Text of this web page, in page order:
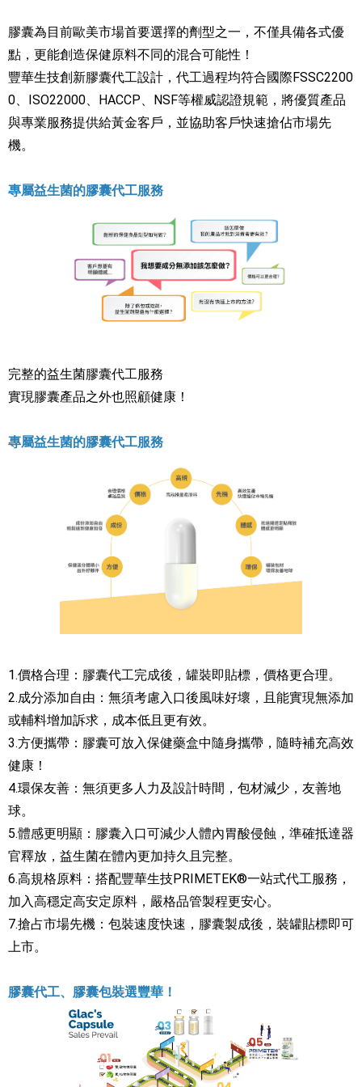
膠囊為目前歐美市場首要選擇的劑型之一，不僅具備各式優
點，更能創造保健原料不同的混合可能性！
豐華生技創新膠囊代工設計，代工過程均符合國際FSSC2200
0、ISO22000、HACCP、NSF等權威認證規範，將優質產品
與專業服務提供給黃金客戶，並協助客戶快速搶佔市場先
機。
專屬益生菌的膠囊代工服務
完整的益生菌膠囊代工服務
實現膠囊產品之外也照顧健康！
專屬益生菌的膠囊代工服務
1.價格合理：膠囊代工完成後，罐裝即貼標，價格更合理。
2.成分添加自由：無須考慮入口後風味好壞，且能實現無添加
或輔料增加訴求，成本低且更有效。
3.方便攜帶：膠囊可放入保健藥盒中隨身攜帶，隨時補充高效
健康！
4.環保友善：無須更多人力及設計時間，包材減少，友善地
球。
5.體感更明顯：膠囊入口可減少人體內胃酸侵蝕，準確抵達器
官釋放，益生菌在體內更加持久且完整。
6.高規格原料：搭配豐華生技PRIMETEK®一站式代工服務，
加入高穩定高安定原料，嚴格品管製程更安心。
7.搶占市場先機：包裝速度快速，膠囊製成後，裝罐貼標即可
上市。
膠囊代工、膠囊包裝選豐華！